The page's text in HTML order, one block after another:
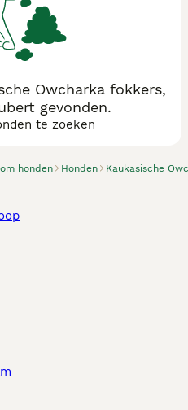
honden Honden Kaukasische
Owcharka fokkers,
gevonden.
te zoeken